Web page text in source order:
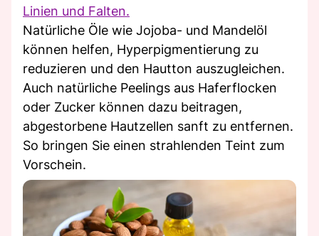
Linien und Falten.
Natürliche Öle wie Jojoba- und Mandelöl
können helfen, Hyperpigmentierung zu
reduzieren und den Hautton auszugleichen.
Auch natürliche Peelings aus Haferflocken
oder Zucker können dazu beitragen,
abgestorbene Hautzellen sanft zu entfernen.
So bringen Sie einen strahlenden Teint zum
Vorschein.